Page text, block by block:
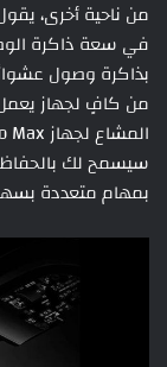
سيسمح لك بالحفاظ
بمهام متعددة